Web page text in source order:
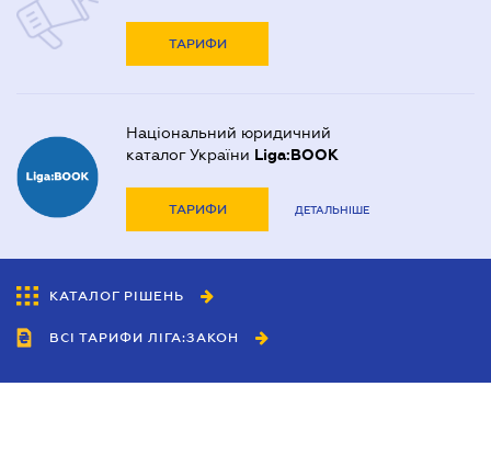
ТАРИФИ
Національний юридичний
каталог України Liga:BOOK
ТАРИФИ ДЕТАЛЬНІШЕ
КАТАЛОГ РІШЕНЬ
ВСІ ТАРИФИ ЛІГА:ЗАКОН